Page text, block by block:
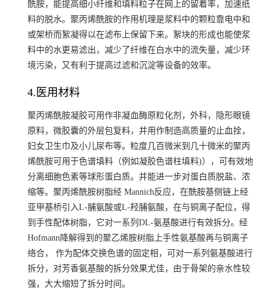
酰胺，能提高细小纤维和填料粒子在网上的留着率，加速纸
料的脱水。聚丙烯酰胺的作用机理是浆料中的颗粒靠电中和
或架桥而絮凝得以在滤布上保留下来。絮块的形成也能使浆
料中的水更易滤出，减少了纤维在白水中的流失量，减少环
境污染，又有利于提高过滤和沉淀等设备的效率。
4.医用材料
聚丙烯酰胺凝胶可用作非凝血酶原粒化剂，外科，隐形眼镜
原料，微胶囊的外层包复料，并用作制造高质量的止血拴，
妇女卫生巾及小儿尿布等。粒度几百微米到几十微米的聚丙
烯酰胺可用于色谱填料（例如凝胶色谱柱填料)），可有效地
分离细胞色素等球形蛋白质。并能进一步对蛋白质脱盐、浓
缩等。聚丙烯酰胺树脂经 Mannich反应，在酰胺基侧链上经
亚甲基桥引入L-脯氨酸或L-羟脯氨酸，在与铜离子配位，得
到手性配体树脂，它对一系列DL-氨基酸进行有效拆分。经
Hofmann降解得到的聚乙烯胺树脂上手性氨基酸再与铜离子
络合， 作为配体交换色谱的固定相，可对一系列氨基酸进行
拆分，对芳香氨基酸的拆分效果尤佳，由于骨架的亲水性较
强，大大缩短了拆分时间。